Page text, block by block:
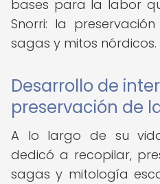
bases para la labor
Snorri: la
sagas y mitos nórdicos.
Desarrollo de
preservación de
A lo largo de su
dedicó a recopilar,
sagas y mitología